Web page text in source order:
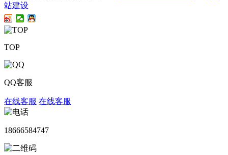
站建设
TOP
QQ客服
在线客服 在线客服
18666584747